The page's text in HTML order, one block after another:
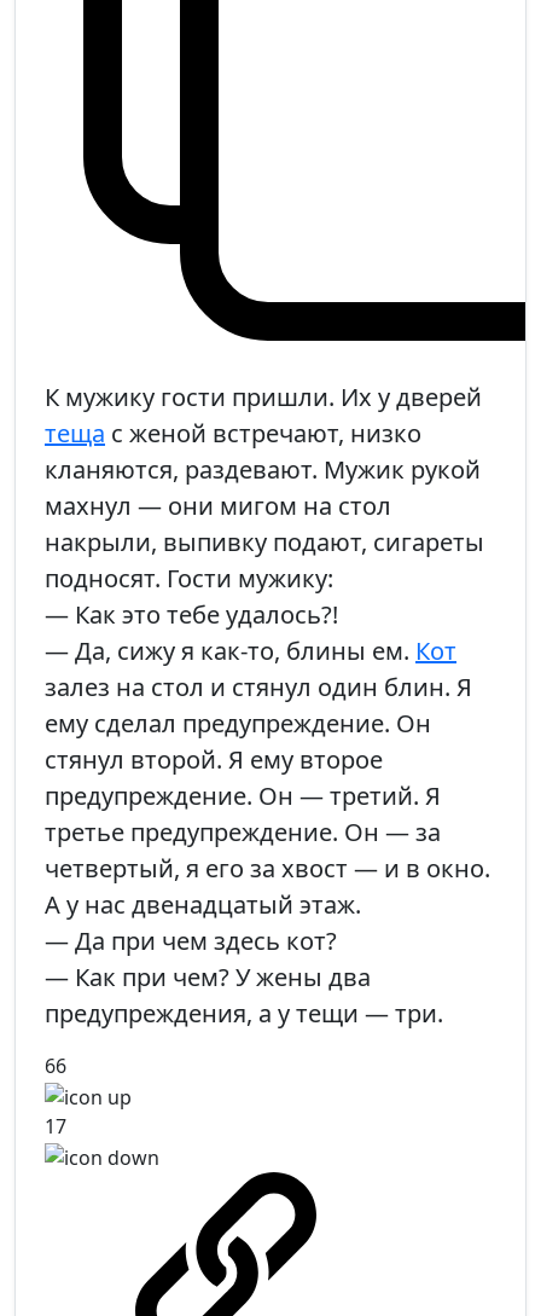
К мужику гости пришли. Их у дверей
теща с женой встречают, низко
кланяются, раздевают. Мужик рукой
махнул — они мигом на стол
накрыли, выпивку подают, сигареты
подносят. Гости мужику:
— Как это тебе удалось?!
— Да, сижу я как-то, блины ем. Кот
залез на стол и стянул один блин. Я
ему сделал предупреждение. Он
стянул второй. Я ему второе
предупреждение. Он — третий. Я
третье предупреждение. Он — за
четвертый, я его за хвост — и в окно.
А у нас двенадцатый этаж.
— Да при чем здесь кот?
— Как при чем? У жены два
предупреждения, а у тещи — три.
66
17